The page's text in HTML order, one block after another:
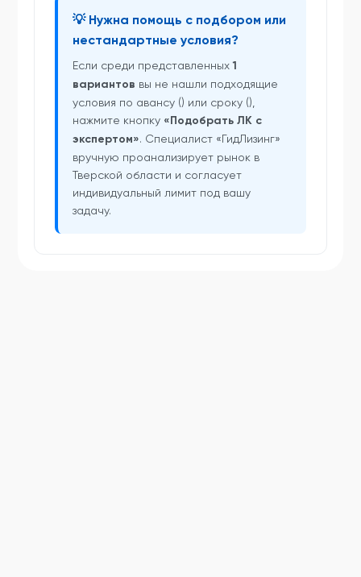
💡 Нужна помощь с подбором или
нестандартные условия?
Если среди представленных1
вариантов вы не нашли подходящие
условия по авансу () или сроку (),
нажмите кнопку «Подобрать ЛК с
экспертом». Специалист «ГидЛизинг»
вручную проанализирует рынок в
Тверской области и согласует
индивидуальный лимит под вашу
задачу.